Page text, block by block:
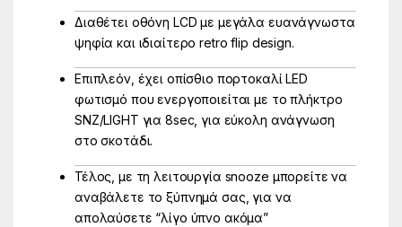
Διαθέτει οθόνη LCD με μεγάλα ευανάγνωστα
ψηφία και ιδιαίτερο retro flip design.
Επιπλεόν, έχει οπίσθιο πορτοκαλί LED
φωτισμό που ενεργοποιείται με το πλήκτρο
SNZ/LIGHT για 8sec, για εύκολη ανάγνωση
στο σκοτάδι.
Τέλος, με τη λειτουργία snooze μπορείτε να
αναβάλετε το ξύπνημά σας, για να
απολαύσετε “λίγο ύπνο ακόμα”